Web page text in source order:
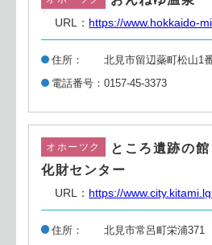
URL： https://www.hokkaido-
住所
北見市留辺蘂町松山1
電話番号
0157-45-3373
オホーツク
ところ遺跡の
化財センター
URL： https://www.city.kitami.lg.jp/
住所
北見市常呂町栄浦371